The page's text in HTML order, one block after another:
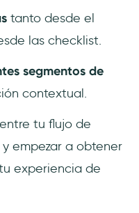
tanto desde el
las checklist.
segmentos de
contextual.
entre tu flujo de
empezar a obtener
experiencia de